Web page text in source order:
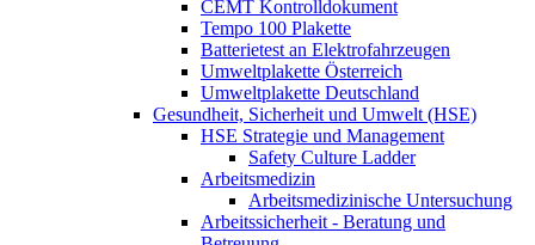
CEMT Kontrolldokument
Tempo 100 Plakette
Batterietest an Elektrofahrzeugen
Umweltplakette Österreich
Umweltplakette Deutschland
Gesundheit, Sicherheit und Umwelt (HSE)
HSE Strategie und Management
Safety Culture Ladder
Arbeitsmedizin
Arbeitsmedizinische Untersuchung
Arbeitssicherheit - Beratung und